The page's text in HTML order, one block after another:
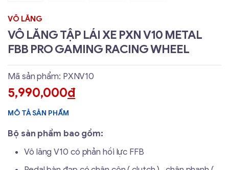
VÔ LĂNG
VÔ LĂNG TẬP LÁI XE PXN V10 METAL
FBB PRO GAMING RACING WHEEL
Mã sản phẩm: PXNV10
5,990,000đ
MÔ TẢ SẢN PHẨM
Bộ sản phẩm bao gồm:
Vô lăng V10 có phản hồi lực FFB